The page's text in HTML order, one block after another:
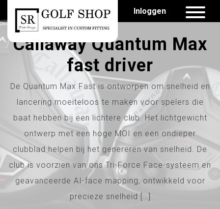
Inloggen
Callaway Quantum Max
fast driver
De Quantum Max Fast is ontworpen om snelheid en
lancering moeiteloos te maken voor spelers die
baat hebben bij een lichtere club. Het lichtgewicht
ontwerp met een hoge MOI en een ondieper
clubblad helpen bij het genereren van snelheid. De
club is voorzien van ons Tri-Force Face-systeem en
geavanceerde AI-face mapping, ontwikkeld voor
precieze snelheid […]